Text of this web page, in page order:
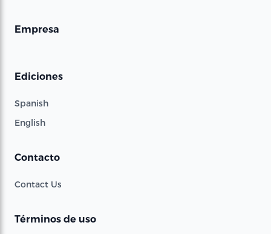
Empresa
Ediciones
Spanish
English
Contacto
Contact Us
Términos de uso